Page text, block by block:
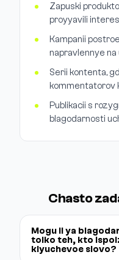
Zapuski
proyyavili interes
Kampanii
napravlennye
Serii kontenta,
kommentatorov
Publikacii s
blagodarnosti
Chasto
Mogu li ya
tolko teh, kto
klyuchevoe slovo?